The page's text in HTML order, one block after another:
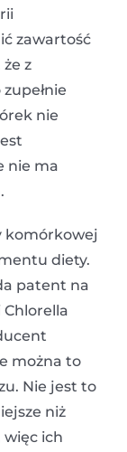
zawartość
z
nie
nie ma
komórkowej
diety.
patent na
można to
Nie jest to
niż
więc ich